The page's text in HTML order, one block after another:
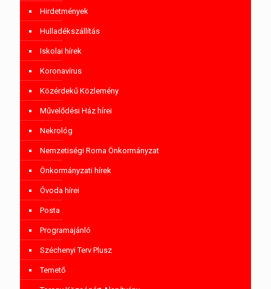
Hirdetmények
Hulladékszállítás
Iskolai hírek
Koronavírus
Közérdekű Közlemény
Művelődési Ház hírei
Nekrológ
Nemzetiségi Roma Önkormányzat
Önkormányzati hírek
Óvoda hírei
Posta
Programajánló
Széchenyi Terv Plusz
Temető